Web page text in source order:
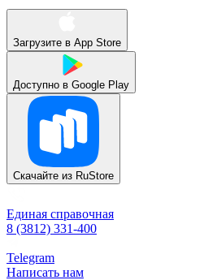
Загрузите в App Store
Доступно в Google Play
Скачайте из RuStore
Единая справочная
8 (3812) 331-400
Telegram
Написать нам